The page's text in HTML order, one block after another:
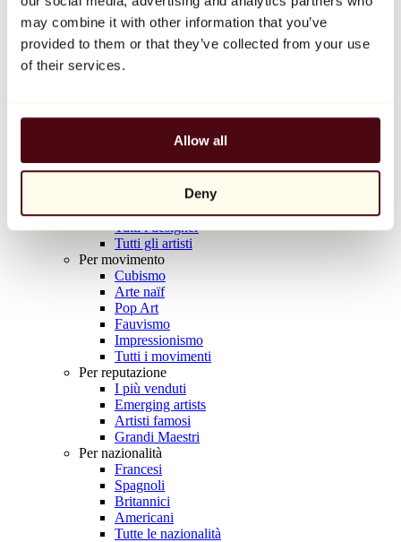
may combine it with other information that you’ve
provided to them or that they’ve collected from your use
of their services.
Allow all
Deny
Balloon Dog (Orange)
Jeff Koons
10.000 €
Artisti
Tutti i pittori
Tutti i fotografi
Tutti i disegnatori
Tutti i designer
Tutti gli artisti
Per movimento
Cubismo
Arte naïf
Pop Art
Fauvismo
Impressionismo
Tutti i movimenti
Per reputazione
I più venduti
Emerging artists
Artisti famosi
Grandi Maestri
Per nazionalità
Francesi
Spagnoli
Britannici
Americani
Tutte le nazionalità